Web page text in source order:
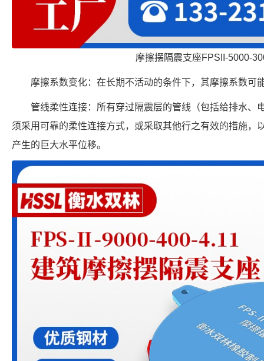
摩擦摆隔震支座FPSII-5000-
摩擦系数变化：在长期不活动的条件下，其摩擦系数可
管线柔性连接：所有穿过隔震层的管线（包括给排水、
须采用可靠的柔性连接方式，或采取其他行之有效的措施，
产生的巨大水平位移。